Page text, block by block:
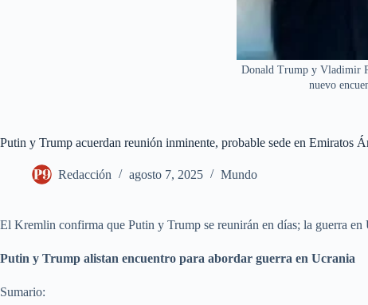
Donald Trump y Vladimir
nuevo
Putin y Trump acuerdan reunión inminente, probable sede en Emiratos
Redacción agosto 7, 2025 Mundo
El Kremlin confirma que Putin y Trump se reunirán en días; la guerra
Putin y Trump alistan encuentro para abordar guerra en Ucrania
Sumario: